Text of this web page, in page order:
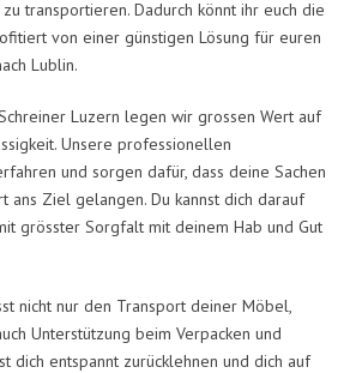
transportieren. Dadurch könnt ihr euch die
von einer günstigen Lösung für euren
Lublin.
Luzern legen wir grossen Wert auf
Unsere professionellen
und sorgen dafür, dass deine Sachen
ans Ziel gelangen. Du kannst dich darauf
grösster Sorgfalt mit deinem Hab und Gut
nicht nur den Transport deiner Möbel,
Unterstützung beim Verpacken und
dich entspannt zurücklehnen und dich auf